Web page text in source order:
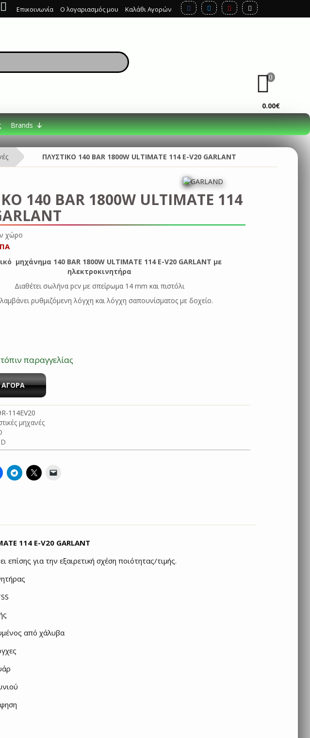
Επικοινωνία Ο λογαριασμός μου Καλάθι Αγορών
0
0.00€
Brands
ΠΛΥΣΤΙΚΟ 140 BAR 1800W ULTIMATE 114 E-V20 GARLANT
140 BAR 1800W ULTIMATE 114
μηχάνημα 140 BAR 1800W ULTIMATE 114 E-V20 GARLANT με
ηλεκτροκινητήρα
Διαθέτει σωλήνα pcv με σπείρωμα 14 mm και πιστόλι
ρυθμιζόμενη λόγχη και λόγχη σαπουνίσματος με δοχείο.
παραγγελίας
ΑΓΟΡΑ
114EV20
μηχανές
114 E-V20 GARLANT
για την εξαιρετική σχέση ποιότητας/τιμής.
από χάλυβα